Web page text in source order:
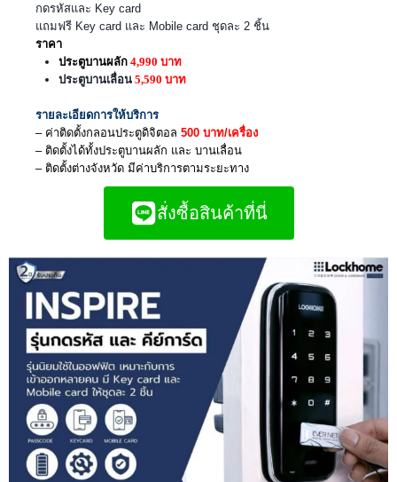
กดรหัสและ Key card
แถมฟรี Key card และ Mobile card ชุดละ 2 ชิ้น
ราคา
ประตูบานผลัก 4,990 บาท
ประตูบานเลื่อน 5,590 บาท
รายละเอียดการให้บริการ
– ค่าติดตั้งกลอนประตูดิจิตอล 500 บาท/เครื่อง
– ติดตั้งได้ทั้งประตูบานผลัก และ บานเลื่อน
– ติดตั้งต่างจังหวัด มีค่าบริการตามระยะทาง
สั่งซื้อสินค้าที่นี่